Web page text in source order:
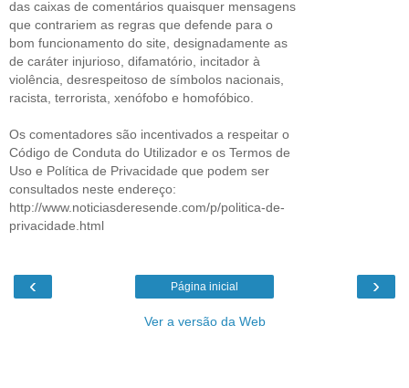
das caixas de comentários quaisquer mensagens
que contrariem as regras que defende para o
bom funcionamento do site, designadamente as
de caráter injurioso, difamatório, incitador à
violência, desrespeitoso de símbolos nacionais,
racista, terrorista, xenófobo e homofóbico.
Os comentadores são incentivados a respeitar o
Código de Conduta do Utilizador e os Termos de
Uso e Política de Privacidade que podem ser
consultados neste endereço:
http://www.noticiasderesende.com/p/politica-de-
privacidade.html
‹ ›
Página inicial
Ver a versão da Web